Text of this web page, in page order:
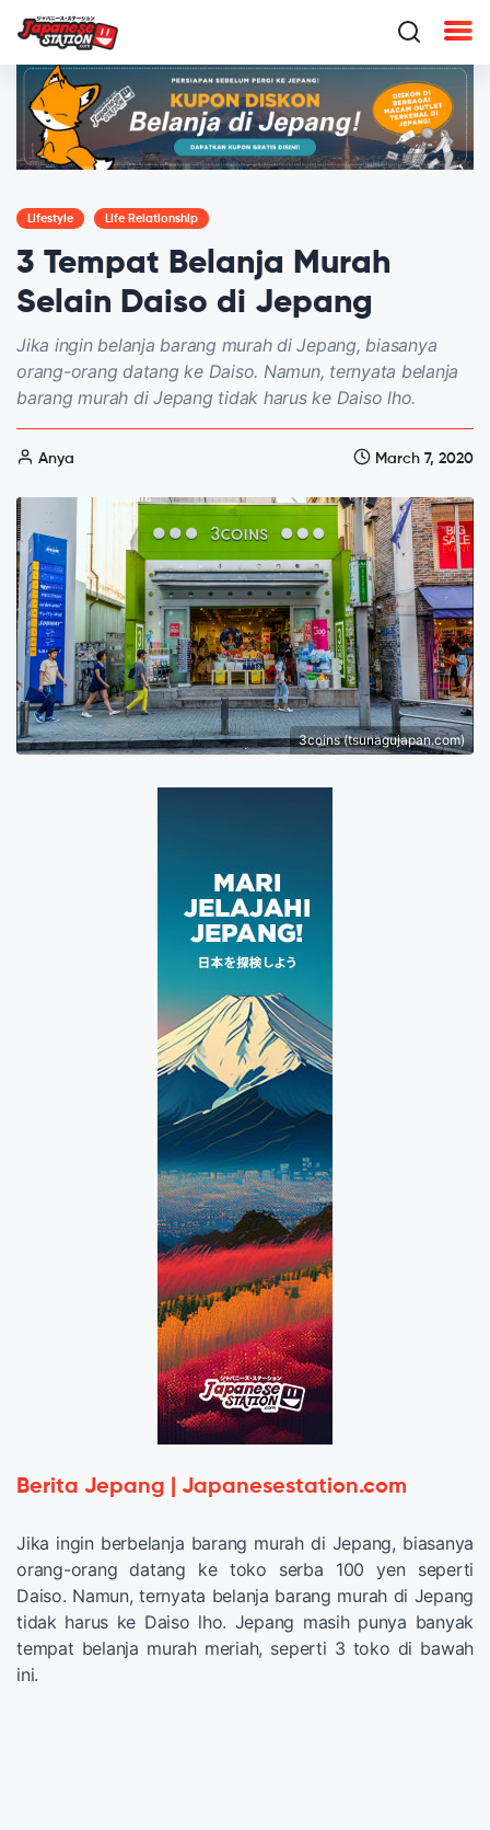
Lifestyle Life Relationship
3 Tempat Belanja Murah
Selain Daiso di Jepang
Jika ingin belanja barang murah di Jepang, biasanya
orang-orang datang ke Daiso. Namun, ternyata belanja
barang murah di Jepang tidak harus ke Daiso lho.
Anya March 7, 2020
3coins (tsunagujapan.com)
Berita Jepang | Japanesestation.com
Jika ingin berbelanja barang murah di Jepang, biasanya
orang-orang datang ke toko serba 100 yen seperti
Daiso. Namun, ternyata belanja barang murah di Jepang
tidak harus ke Daiso lho. Jepang masih punya banyak
tempat belanja murah meriah, seperti 3 toko di bawah
ini.